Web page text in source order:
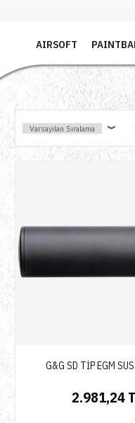
AIRSOFT
G&G SD TİP EGM
2.981,24